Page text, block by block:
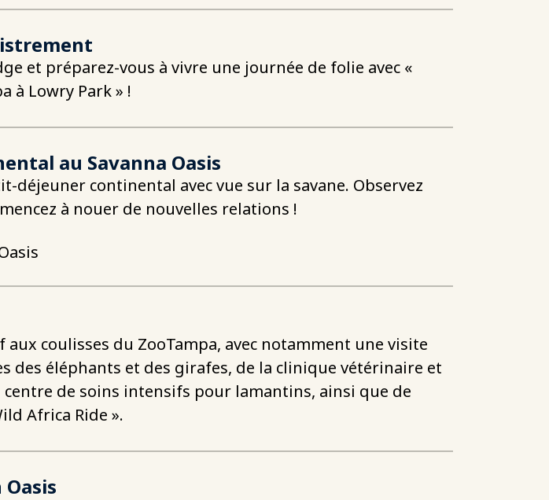
et préparez-vous à vivre une journée de folie avec «
à Lowry Park » !
au Savanna Oasis
déjeuner continental avec vue sur la savane. Observez
à nouer de nouvelles relations !
aux coulisses du ZooTampa, avec notamment une visite
des éléphants et des girafes, de la clinique vétérinaire et
de soins intensifs pour lamantins, ainsi que de
Africa Ride ».